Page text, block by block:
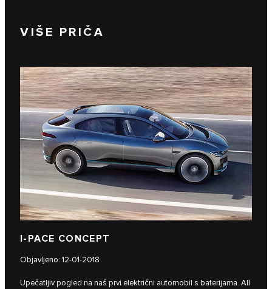
VIŠE PRIČA
I‑PACE CONCEPT
Objavljeno: 12-01-2018
Upečatljiv pogled na naš prvi električni automobil s baterijama. All